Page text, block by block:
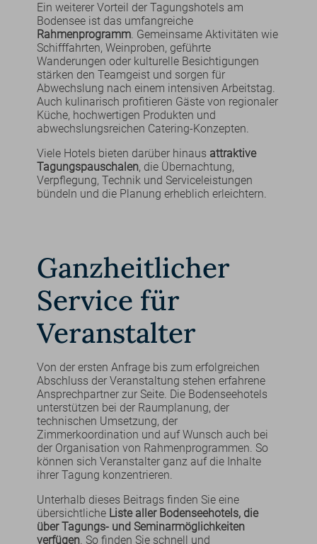
Ein weiterer Vorteil der Tagungshotels am
Bodensee ist das umfangreiche
Rahmenprogramm. Gemeinsame Aktivitäten wie
Schifffahrten, Weinproben, geführte
Wanderungen oder kulturelle Besichtigungen
stärken den Teamgeist und sorgen für
Abwechslung nach einem intensiven Arbeitstag.
Auch kulinarisch profitieren Gäste von regionaler
Küche, hochwertigen Produkten und
abwechslungsreichen Catering-Konzepten.
Viele Hotels bieten darüber hinaus attraktive
Tagungspauschalen, die Übernachtung,
Verpflegung, Technik und Serviceleistungen
bündeln und die Planung erheblich erleichtern.
Ganzheitlicher
Service für
Veranstalter
Von der ersten Anfrage bis zum erfolgreichen
Abschluss der Veranstaltung stehen erfahrene
Ansprechpartner zur Seite. Die Bodenseehotels
unterstützen bei der Raumplanung, der
technischen Umsetzung, der
Zimmerkoordination und auf Wunsch auch bei
der Organisation von Rahmenprogrammen. So
können sich Veranstalter ganz auf die Inhalte
ihrer Tagung konzentrieren.
Unterhalb dieses Beitrags finden Sie eine
übersichtliche Liste aller Bodenseehotels, die
über Tagungs- und Seminarmöglichkeiten
verfügen. So finden Sie schnell und